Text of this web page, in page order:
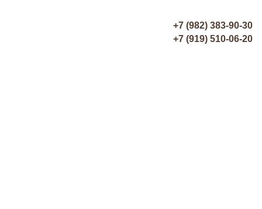
+7 (982) 383-90-30
+7 (919) 510-06-20